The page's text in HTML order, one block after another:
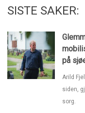
SISTE SAKER:
på
Arild
siden,
sorg.